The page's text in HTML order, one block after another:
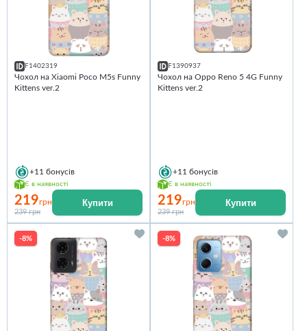
F1402319
Чохол на Xiaomi Poco M5s Funny
Kittens ver.2
+11 бонусів
Є в наявності
219грн
239 грн
Купити
F1390937
Чохол на Oppo Reno 5 4G Funny
Kittens ver.2
+11 бонусів
Є в наявності
219грн
239 грн
Купити
-8% -8%